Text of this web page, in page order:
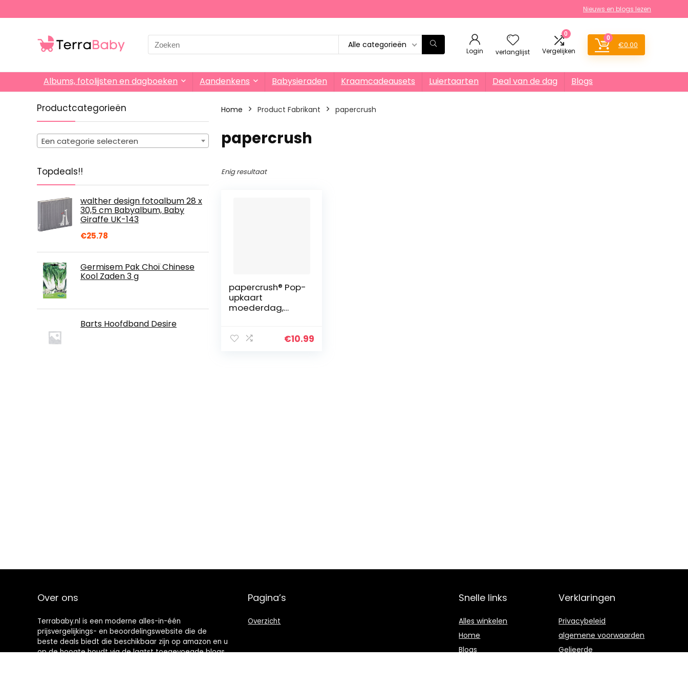
Nieuws en blogs lezen
Search
for:
Alle categorieën
Login verlanglijst
0
Vergelijken
0
€0.00
Albums, fotolijsten en dagboeken Aandenkens Babysieraden Kraamcadeausets Luiertaarten Deal van de dag Blogs
Productcategorieën
Een categorie selecteren
Topdeals!!
walther design fotoalbum 28 x
30,5 cm Babyalbum, Baby
Giraffe UK-143
€25.78
Germisem Pak Choï Chinese
Kool Zaden 3 g
Barts Hoofdband Desire
Home Product Fabrikant ‎papercrush
‎papercrush
Enig resultaat
papercrush® Pop-
upkaart
moederdag,
vlinder” – 3D
€10.99
Over ons
Terrababy.nl is een moderne alles-in-één
prijsvergelijkings- en beoordelingswebsite die de
beste deals biedt die beschikbaar zijn op amazon en u
op de hoogte houdt via de laatst toegevoegde blogs.
Pagina’s
Overzicht
Snelle links
Alles winkelen
Home
Blogs
Verklaringen
Privacybeleid
algemene voorwaarden
Gelieerde